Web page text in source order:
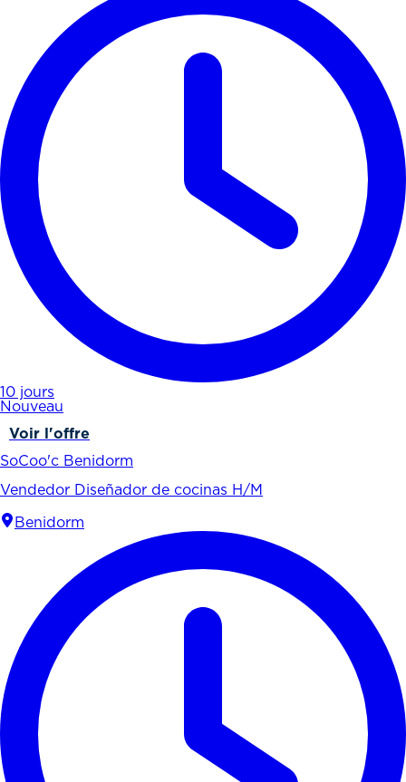
10 jours
Nouveau
Voir l'offre
SoCoo'c Benidorm
Vendedor Diseñador de cocinas H/M
Benidorm